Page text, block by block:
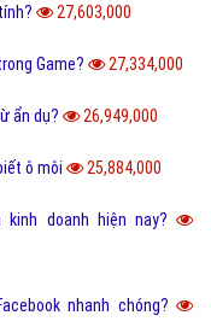
27,603,000
Game? 27,334,000
ẩn dụ? 26,949,000
ô môi 25,884,000
doanh hiện nay?
nhanh chóng?